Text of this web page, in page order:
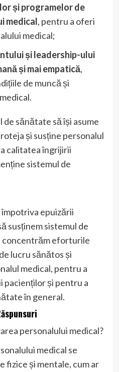
și programelor de
medical, pentru a oferi
medical;
și leadership-ului
și mai empatică,
de muncă și
de sănătate să își asume
și susține personalul
calitatea îngrijirii
sistemul de
împotriva epuizării
susținem sistemul de
concentrăm eforturile
lucru sănătos și
medical, pentru a
pacienților și pentru a
în general.
personalului medical?
medical se
fizice și mentale, cum ar